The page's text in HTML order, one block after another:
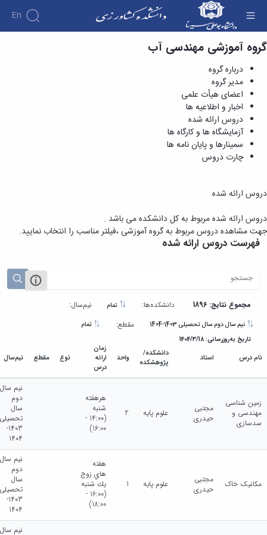
En
دروس ارائه شده - دانشکده کشاورزی
گروه آموزشی مهندسی آب
درباره گروه
مدیر گروه
اعضای هیأت علمی
اخبار و اطلاعیه ها
دروس ارائه شده
آزمایشگاه ها و کارگاه ها
سمینارها و پایان نامه ها
چارت دروس
دروس ارائه شده
دروس ارائه شده مربوط به کل دانشکده می باشد .
جهت مشاهده دروس مربوط به گروه آموزشی ،فیلتر مناسب را انتخاب نمایید.
فهرست دروس ارائه شده
مجموع نتایج: 1896 دانشکده‌ها: نیم‌سال:
مقطع: تمام
تاریخ به‌روزرسانی: 1404/3/18
نام درس استاد
دانشکده/
پژوهشکده
واحد
زمان
ارائه
درس
نوع مقطع نیم‌سال
زمین شناسی
مهندسی و
سدسازی
مجتبی
حیدری
علوم پایه 2
هرهفته
شنبه
(14:00 -
16:00)
نیم سال
دوم
سال
تحصیلی
1403-
1404
مکانیک خاک
مجتبی
حیدری
علوم پایه 1
هفته
هاي زوج
يك شنبه
(16:00 -
18:00)
نیم سال
دوم
سال
تحصیلی
1403-
1404
نیم سال